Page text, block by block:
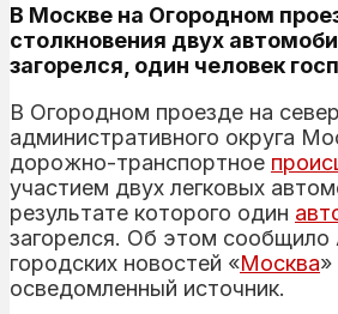
В Москве на Огородном
столкновения двух
загорелся, один человек
В Огородном проезде на
административного округа
дорожно-транспортное
участием двух легковых
результате которого один
загорелся. Об этом сообщило
городских новостей «Москва»
осведомленный источник.